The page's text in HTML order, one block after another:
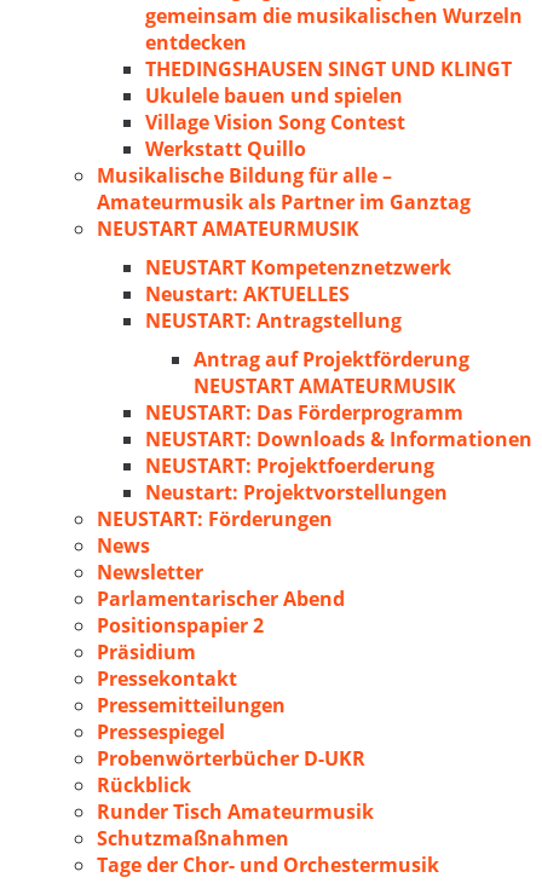
gemeinsam die musikalischen Wurzeln
entdecken
THEDINGSHAUSEN SINGT UND KLINGT
Ukulele bauen und spielen
Village Vision Song Contest
Werkstatt Quillo
Musikalische Bildung für alle –
Amateurmusik als Partner im Ganztag
NEUSTART AMATEURMUSIK
NEUSTART Kompetenznetzwerk
Neustart: AKTUELLES
NEUSTART: Antragstellung
Antrag auf Projektförderung
NEUSTART AMATEURMUSIK
NEUSTART: Das Förderprogramm
NEUSTART: Downloads & Informationen
NEUSTART: Projektfoerderung
Neustart: Projektvorstellungen
NEUSTART: Förderungen
News
Newsletter
Parlamentarischer Abend
Positionspapier 2
Präsidium
Pressekontakt
Pressemitteilungen
Pressespiegel
Probenwörterbücher D-UKR
Rückblick
Runder Tisch Amateurmusik
Schutzmaßnahmen
Tage der Chor- und Orchestermusik